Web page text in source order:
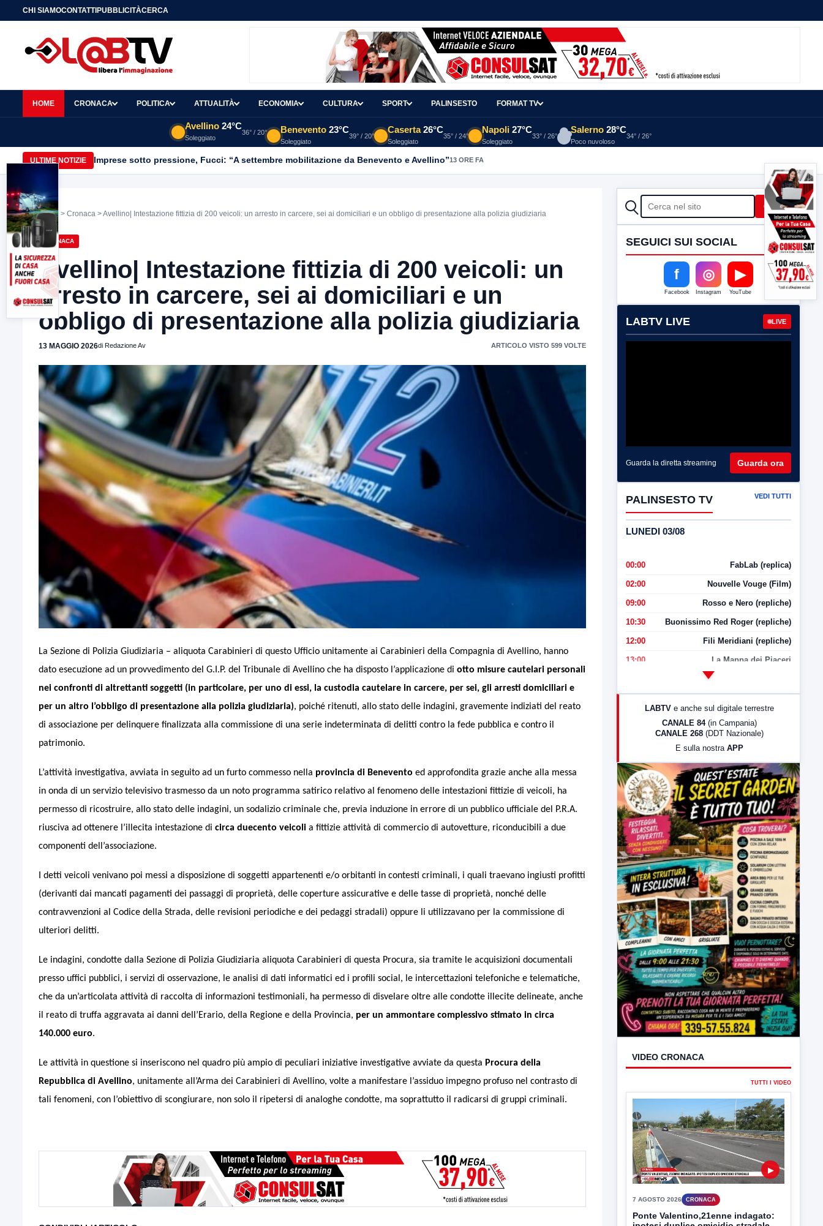
CHI SIAMOCONTATTIPUBBLICITÀCERCA
HOME CRONACA POLITICA ATTUALITÀ ECONOMIA CULTURA SPORT PALINSESTO FORMAT TV
Avellino 24°C
Soleggiato
36° / 20° Benevento 23°C
Soleggiato
39° / 20°
Caserta 26°C
Soleggiato
35° / 24°
Napoli 27°C
Soleggiato
33° / 26°
Salerno 28°C
Poco nuvoloso
34° / 26°
ULTIME NOTIZIE Imprese sotto pressione, Fucci: “A settembre mobilitazione da Benevento e Avellino”13 ORE FA
Home > Cronaca > Avellino| Intestazione fittizia di 200 veicoli: un arresto in carcere, sei ai domiciliari e un obbligo di presentazione alla polizia giudiziaria
CRONACA
Avellino| Intestazione fittizia di 200 veicoli: un
arresto in carcere, sei ai domiciliari e un
obbligo di presentazione alla polizia giudiziaria
13 MAGGIO 2026di Redazione Av ARTICOLO VISTO 599 VOLTE
La Sezione di Polizia Giudiziaria – aliquota Carabinieri di questo Ufficio unitamente ai Carabinieri della Compagnia di Avellino, hanno
dato esecuzione ad un provvedimento del G.I.P. del Tribunale di Avellino che ha disposto l’applicazione di otto misure cautelari personali
nei confronti di altrettanti soggetti (in particolare, per uno di essi, la custodia cautelare in carcere, per sei, gli arresti domiciliari e
per un altro l’obbligo di presentazione alla polizia giudiziaria), poiché ritenuti, allo stato delle indagini, gravemente indiziati del reato
di associazione per delinquere finalizzata alla commissione di una serie indeterminata di delitti contro la fede pubblica e contro il
patrimonio.
L’attività investigativa, avviata in seguito ad un furto commesso nella provincia di Benevento ed approfondita grazie anche alla messa
in onda di un servizio televisivo trasmesso da un noto programma satirico relativo al fenomeno delle intestazioni fittizie di veicoli, ha
permesso di ricostruire, allo stato delle indagini, un sodalizio criminale che, previa induzione in errore di un pubblico ufficiale del P.R.A.
riusciva ad ottenere l’illecita intestazione di circa duecento veicoli a fittizie attività di commercio di autovetture, riconducibili a due
componenti dell’associazione.
I detti veicoli venivano poi messi a disposizione di soggetti appartenenti e/o orbitanti in contesti criminali, i quali traevano ingiusti profitti
(derivanti dai mancati pagamenti dei passaggi di proprietà, delle coperture assicurative e delle tasse di proprietà, nonché delle
contravvenzioni al Codice della Strada, delle revisioni periodiche e dei pedaggi stradali) oppure li utilizzavano per la commissione di
ulteriori delitti.
Le indagini, condotte dalla Sezione di Polizia Giudiziaria aliquota Carabinieri di questa Procura, sia tramite le acquisizioni documentali
presso uffici pubblici, i servizi di osservazione, le analisi di dati informatici ed i profili social, le intercettazioni telefoniche e telematiche,
che da un’articolata attività di raccolta di informazioni testimoniali, ha permesso di disvelare oltre alle condotte illecite delineate, anche
il reato di truffa aggravata ai danni dell’Erario, della Regione e della Provincia, per un ammontare complessivo stimato in circa
140.000 euro.
Le attività in questione si inseriscono nel quadro più ampio di peculiari iniziative investigative avviate da questa Procura della
Repubblica di Avellino, unitamente all’Arma dei Carabinieri di Avellino, volte a manifestare l’assiduo impegno profuso nel contrasto di
tali fenomeni, con l’obiettivo di scongiurare, non solo il ripetersi di analoghe condotte, ma soprattutto il radicarsi di gruppi criminali.
CERCA Cerca
SEGUICI SUI SOCIAL
f
Facebook
◎
Instagram
▶
YouTube
LABTV LIVE LIVE
Guarda la diretta streaming Guarda ora
PALINSESTO TV VEDI TUTTI
LUNEDI 03/08
00:00 FabLab (replica)
02:00 Nouvelle Vouge (Film)
09:00 Rosso e Nero (repliche)
10:30 Buonissimo Red Roger (repliche)
12:00 Fili Meridiani (repliche)
13:00 La Mappa dei Piaceri
LabNews (Diretta)
23:00 LabNews (replica)
LABTV e anche sul digitale terrestre
CANALE 84 (in Campania)
CANALE 268 (DDT Nazionale)
E sulla nostra APP
VIDEO CRONACA
TUTTI I VIDEO
▶
7 AGOSTO 2026
Ponte Valentino,21enne indagato:
ipotesi duplice omicidio stradale
Incidente mortale a Ponte Valentino,
indagato il 21enne alla guida...